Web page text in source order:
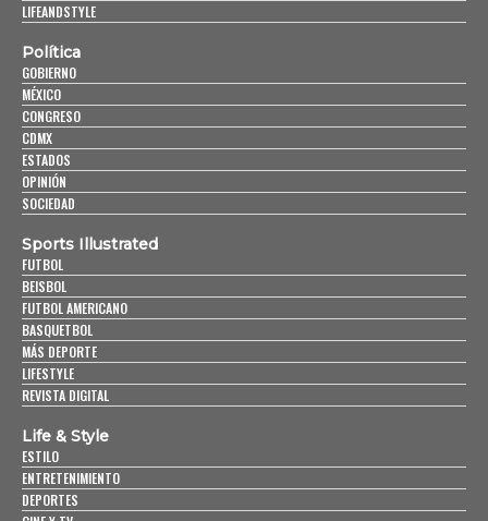
LIFEANDSTYLE
Política
GOBIERNO
MÉXICO
CONGRESO
CDMX
ESTADOS
OPINIÓN
SOCIEDAD
Sports Illustrated
FUTBOL
BEISBOL
FUTBOL AMERICANO
BASQUETBOL
MÁS DEPORTE
LIFESTYLE
REVISTA DIGITAL
Life & Style
ESTILO
ENTRETENIMIENTO
DEPORTES